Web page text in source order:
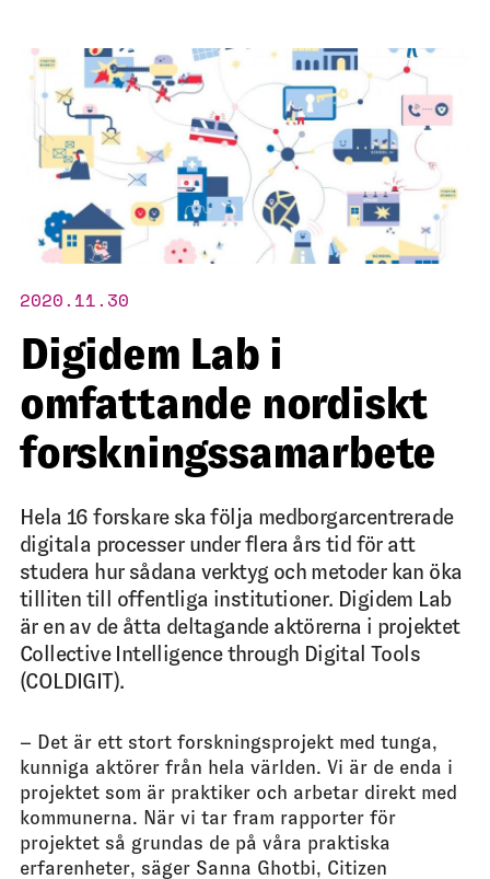
2020.11.30
Digidem Lab i
omfattande nordiskt
forskningssamarbete
Hela 16 forskare ska följa medborgarcentrerade
digitala processer under flera års tid för att
studera hur sådana verktyg och metoder kan öka
tilliten till offentliga institutioner. Digidem Lab
är en av de åtta deltagande aktörerna i projektet
Collective Intelligence through Digital Tools
(COLDIGIT).
– Det är ett stort forskningsprojekt med tunga,
kunniga aktörer från hela världen. Vi är de enda i
projektet som är praktiker och arbetar direkt med
kommunerna. När vi tar fram rapporter för
projektet så grundas de på våra praktiska
erfarenheter, säger Sanna Ghotbi, Citizen